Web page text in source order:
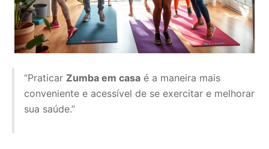
“Praticar Zumba em casa é a maneira mais
conveniente e acessível de se exercitar e melhorar
sua saúde.”